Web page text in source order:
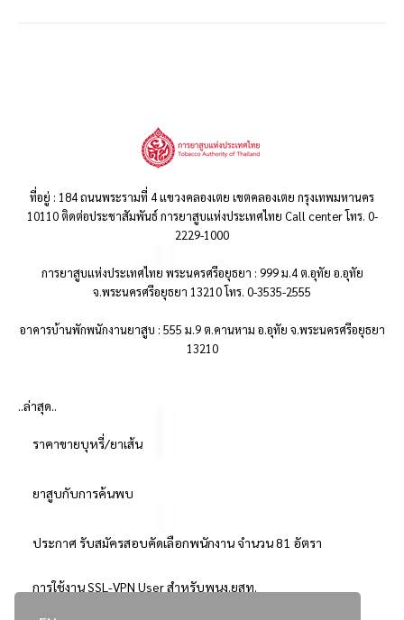
ที่อยู่ : 184 ถนนพระรามที่ 4 แขวงคลองเตย เขตคลองเตย กรุงเทพมหานคร
10110 ติดต่อประชาสัมพันธ์ การยาสูบแห่งประเทศไทย Call center โทร. 0-
2229-1000
การยาสูบแห่งประเทศไทย พระนครศรีอยุธยา : 999 ม.4 ต.อุทัย อ.อุทัย
จ.พระนครศรีอยุธยา 13210 โทร. 0-3535-2555
อาคารบ้านพักพนักงานยาสูบ : 555 ม.9 ต.คานหาม อ.อุทัย จ.พระนครศรีอยุธยา
13210
..ล่าสุด..
ราคาขายบุหรี่/ยาเส้น
ยาสูบกับการค้นพบ
ประกาศ รับสมัครสอบคัดเลือกพนักงาน จำนวน 81 อัตรา
การใช้งาน SSL-VPN User สำหรับพนง.ยสท.